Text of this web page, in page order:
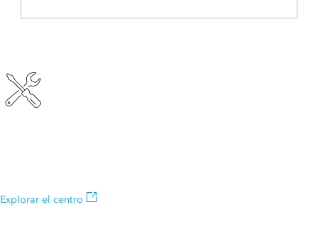
Explorar el centro